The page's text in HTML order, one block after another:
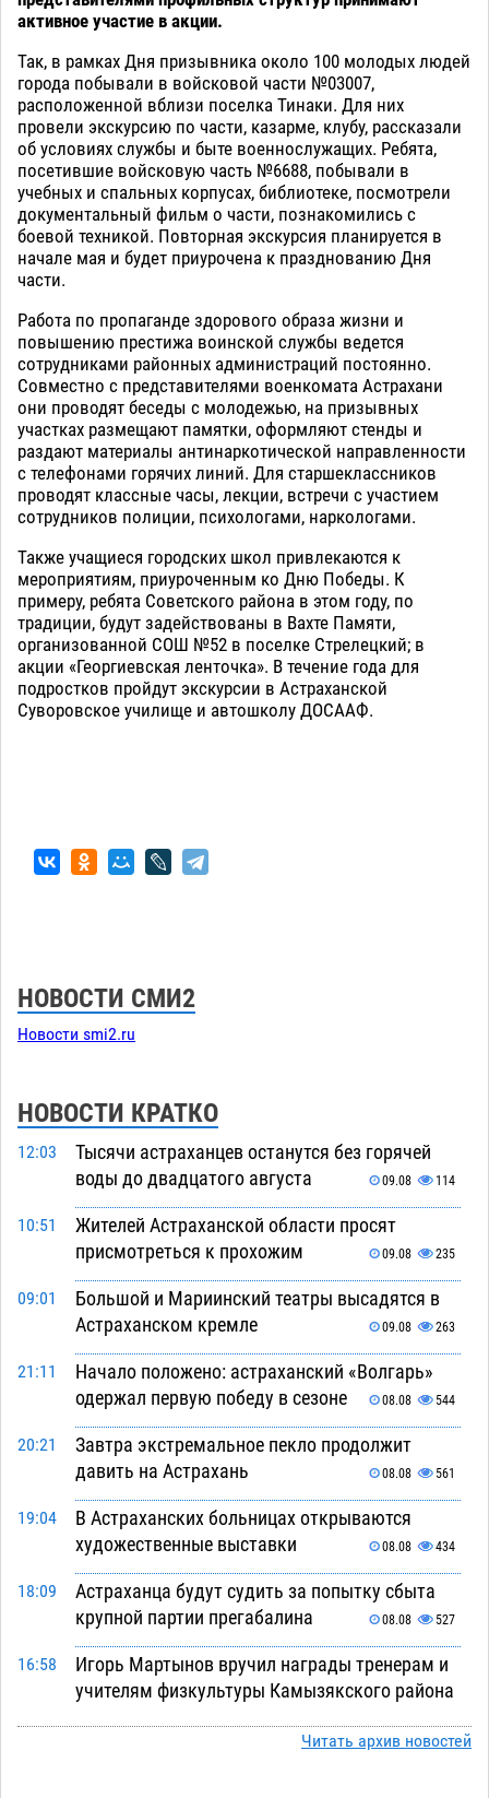
активное участие в акции.
Так, в рамках Дня призывника около 100 молодых людей
города побывали в войсковой части №03007,
расположенной вблизи поселка Тинаки. Для них
провели экскурсию по части, казарме, клубу, рассказали
об условиях службы и быте военнослужащих. Ребята,
посетившие войсковую часть №6688, побывали в
учебных и спальных корпусах, библиотеке, посмотрели
документальный фильм о части, познакомились с
боевой техникой. Повторная экскурсия планируется в
начале мая и будет приурочена к празднованию Дня
части.
Работа по пропаганде здорового образа жизни и
повышению престижа воинской службы ведется
сотрудниками районных администраций постоянно.
Совместно с представителями военкомата Астрахани
они проводят беседы с молодежью, на призывных
участках размещают памятки, оформляют стенды и
раздают материалы антинаркотической направленности
с телефонами горячих линий. Для старшеклассников
проводят классные часы, лекции, встречи с участием
сотрудников полиции, психологами, наркологами.
Также учащиеся городских школ привлекаются к
мероприятиям, приуроченным ко Дню Победы. К
примеру, ребята Советского района в этом году, по
традиции, будут задействованы в Вахте Памяти,
организованной СОШ №52 в поселке Стрелецкий; в
акции «Георгиевская ленточка». В течение года для
подростков пройдут экскурсии в Астраханской
Суворовское училище и автошколу ДОСААФ.
НОВОСТИ СМИ2
Новости smi2.ru
НОВОСТИ КРАТКО
12:03
Тысячи астраханцев останутся без горячей
воды до двадцатого августа
09.08 114
10:51
Жителей Астраханской области просят
присмотреться к прохожим
09.08 235
09:01
Большой и Мариинский театры высадятся в
Астраханском кремле
09.08 263
21:11
Начало положено: астраханский «Волгарь»
одержал первую победу в сезоне
08.08 544
20:21
Завтра экстремальное пекло продолжит
давить на Астрахань
08.08 561
19:04
В Астраханских больницах открываются
художественные выставки
08.08 434
18:09
Астраханца будут судить за попытку сбыта
крупной партии прегабалина
08.08 527
16:58
Игорь Мартынов вручил награды тренерам и
учителям физкультуры Камызякского района
Читать архив новостей